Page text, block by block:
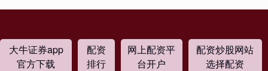
大牛证券app
官方下载
配资
排行
网上配资平
台开户
配资炒股网站
选择配资